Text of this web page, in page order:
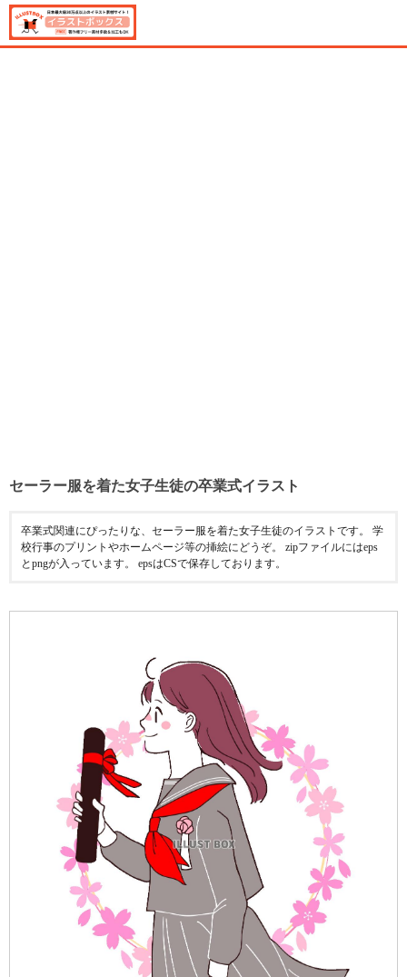
セーラー服を着た女子生徒の卒業式イラスト
卒業式関連にぴったりな、セーラー服を着た女子生徒のイラストです。 学
校行事のプリントやホームページ等の挿絵にどうぞ。 zipファイルにはeps
とpngが入っています。 epsはCSで保存しております。